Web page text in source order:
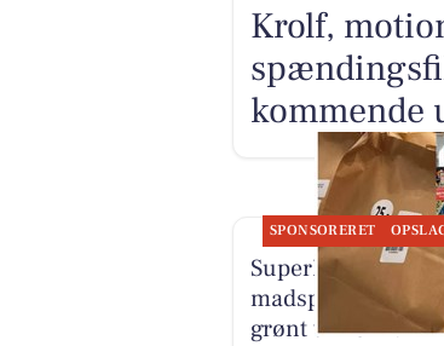
Krolf,
kommende
SPONSORERET
SuperBrugsen
madspildsposer
grønt til 25 kr.